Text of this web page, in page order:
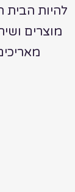
להיות הבית
,מוצרים